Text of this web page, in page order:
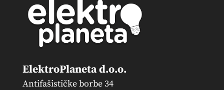
ElektroPlaneta d.o.o.
Antifašističke borbe 34